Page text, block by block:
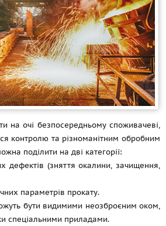
на очі безпосередньому споживачеві,
контролю та різноманітним обробним
поділити на дві категорії:
дефектів (зняття окалини, зачищення,
параметрів прокату.
бути видимими неозброєним оком,
спеціальними приладами.